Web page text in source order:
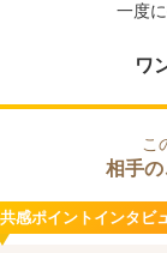
一度
ワ
こ
相手の
共感ポイントインタビ